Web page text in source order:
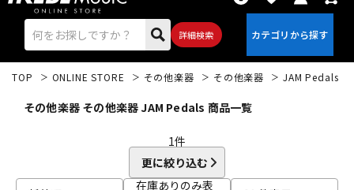
詳細検索
TOP ONLINE STORE その他楽器 その他楽器 JAM Pedals
その他楽器 その他楽器 JAM Pedals 商品一覧
1件
更に絞り込む
在庫ありのみ表